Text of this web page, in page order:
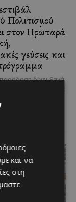
Πολιτισμού
στον Πρωταρά
γεύσεις και
δίνει ξανά
Πρωταρά, καθώς
πραγματοποιηθεί
και να
στη